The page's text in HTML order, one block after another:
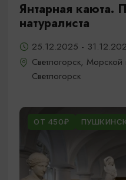
Янтарная каюта.
натуралиста
25.12.2025 -
Светлогорск, Морской
Светлогорск
ОТ 450₽